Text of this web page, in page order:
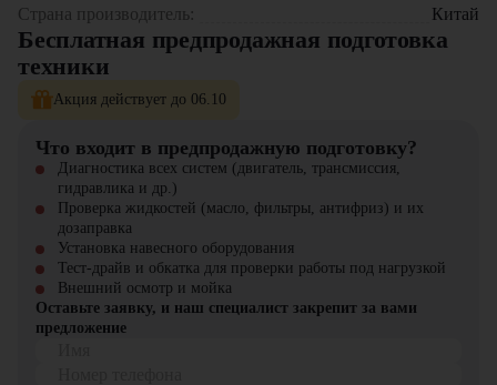
Страна производитель:
Китай
Бесплатная предпродажная подготовка
техники
Акция действует до 06.10
Что входит в предпродажную подготовку?
Диагностика всех систем (двигатель, трансмиссия,
гидравлика и др.)
Проверка жидкостей (масло, фильтры, антифриз) и их
дозаправка
Установка навесного оборудования
Тест-драйв и обкатка для проверки работы под нагрузкой
Внешний осмотр и мойка
Оставьте заявку, и наш специалист закрепит за вами
предложение